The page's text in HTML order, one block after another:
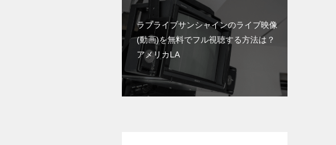
ラブライブサンシャインのライブ映像
(動画)を無料でフル視聴する方法は？
アメリカLA